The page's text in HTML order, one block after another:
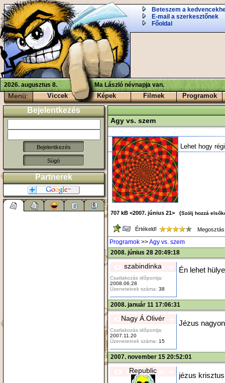
Beteszem a
E-mail a szerkesztőnek
Főoldal
2026. augusztus 8. Ma László névnapja van.
Menü: Viccek Képek Filmek Programok
Bejelentkezés
Súgó
Partnerek
Agy vs. szem
Lehet hogy
707 kB <2007. június 21> (Szólj hozzá
Értékeld!
Programok >>Agy vs. szem
2008. június 28 20:49:18
szabindinka
Csatlakozás időpontja:
2008.06.28
Üzeneteinek száma: 38
Én lehet
2008. január 11 17:06:31
Nagy Á.Olivér
Csatlakozás időpontja:
2007.11.20
Üzeneteinek száma: 15
Jézus
2007. november 15 20:52:01
Republic
jézus